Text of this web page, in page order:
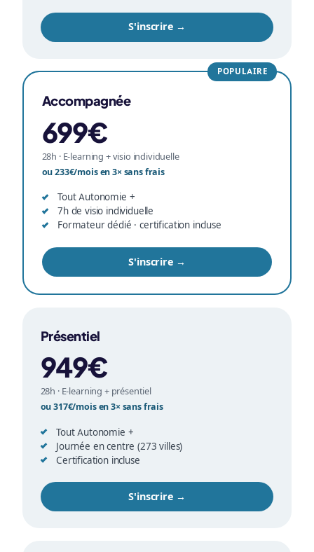
S'inscrire →
POPULAIRE
Accompagnée
699€
28h · E-learning + visio individuelle
ou 233€/mois en 3× sans frais
Tout Autonomie +
7h de visio individuelle
Formateur dédié · certification incluse
S'inscrire →
Présentiel
949€
28h · E-learning + présentiel
ou 317€/mois en 3× sans frais
Tout Autonomie +
Journée en centre (273 villes)
Certification incluse
S'inscrire →